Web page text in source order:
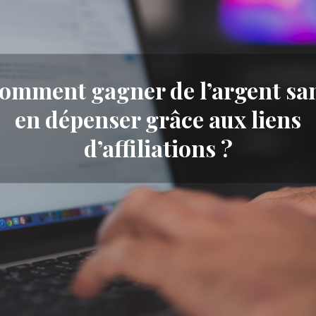
gagner de l’argent
en dépenser grâce aux liens
d’affiliations ?